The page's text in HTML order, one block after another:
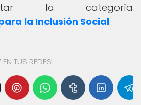
la categoría
la Inclusión Social.
TUS REDES!